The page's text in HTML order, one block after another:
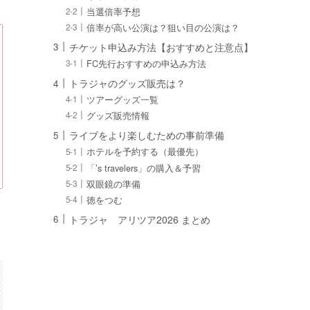
当選倍率予想
倍率が高い公演は？狙い目の公演は？
チケット申込み方法【おすすめと注意点】
FC先行おすすめの申込み方法
トラジャのグッズ販売は？
ツアーグッズ一覧
グッズ販売情報
ライブをより楽しむための事前準備
ホテルを予約する（最優先）
「’s travelers」の購入＆予習
双眼鏡の準備
徳をつむ
トラジャ アリツア2026 まとめ